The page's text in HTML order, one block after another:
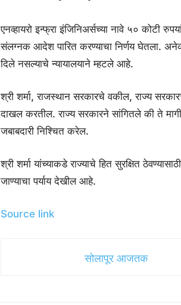
एनव्हायरो इन्फ्रा इंजिनिअर्सच्या नावे ५० कोटी
संलग्नक आदेश पारित करण्याचा निर्णय घेतला.
दिले नसल्याचे न्यायालयाने म्हटले आहे.
श्री शर्मा, राजस्थान सरकारचे वकील, राज्य
दाखल करतील. राज्य सरकारने सांगितले की ते
जबाबदारी निश्चित करेल.
श्री शर्मा यांच्याकडे राज्याचे हित सुरक्षित
जाण्याचा पर्याय देखील आहे.
Source link
सोलापूर आजतक